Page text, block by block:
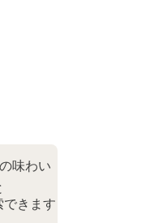
味わい
できます